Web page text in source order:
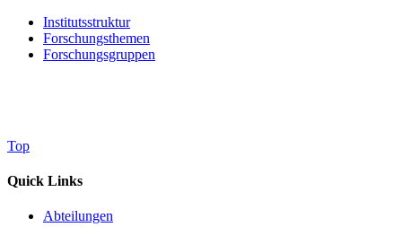
Institutsstruktur
Forschungsthemen
Forschungsgruppen
Top
Quick Links
Abteilungen